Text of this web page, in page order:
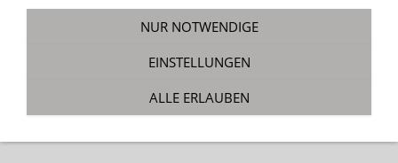
Fumotec»Modellzubehör
(nicht montiert, nicht lackiert)
NUR NOTWENDIGE
EINSTELLUNGEN
ALLE ERLAUBEN